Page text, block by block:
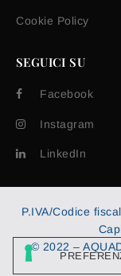
Cookie Policy
SEGUICI SU
Facebook
Instagram
LinkedIn
P.IVA/Codice
© 2022 –